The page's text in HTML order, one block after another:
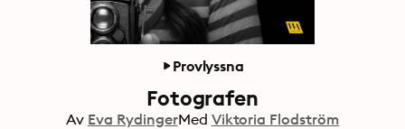
Provlyssna
Fotografen
Av Eva RydingerMed Viktoria Flodström